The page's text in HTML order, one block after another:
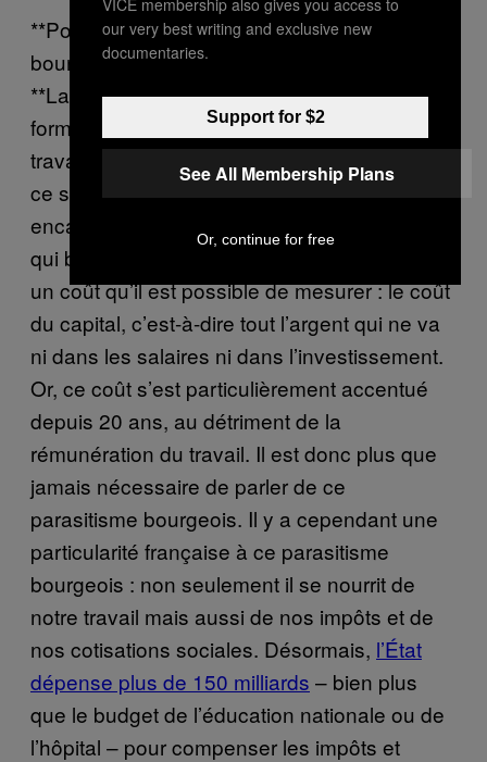
**Pourquoi les ultra-riches, la classe
bourgeoise, sont les vrais parasites ?
**La bourgeoisie est une classe qui s’est
formée sur la division entre le capital et le
travail – principe fondamental du capitalisme :
ce sont celles et ceux qui possèdent qui
encaissent le fruit du travail de celles et ceux
qui bossent. Chaque année, ça représente
un coût qu’il est possible de mesurer : le coût
du capital, c’est-à-dire tout l’argent qui ne va
ni dans les salaires ni dans l’investissement.
Or, ce coût s’est particulièrement accentué
depuis 20 ans, au détriment de la
rémunération du travail. Il est donc plus que
jamais nécessaire de parler de ce
parasitisme bourgeois. Il y a cependant une
particularité française à ce parasitisme
bourgeois : non seulement il se nourrit de
notre travail mais aussi de nos impôts et de
nos cotisations sociales. Désormais, l’État
dépense plus de 150 milliards – bien plus
que le budget de l’éducation nationale ou de
l’hôpital – pour compenser les impôts et
our very best writing and exclusive new
documentaries.
Support for $2
See All Membership Plans
Or, continue for free